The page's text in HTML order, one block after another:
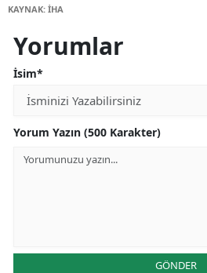
KAYNAK: İHA
Yorumlar
İsim*
Yorum Yazın (500 Karakter)
GÖNDER